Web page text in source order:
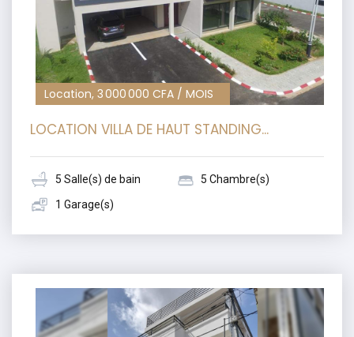
Location, 3 000 000 CFA / MOIS
LOCATION VILLA DE HAUT STANDING...
5 Salle(s) de bain
5 Chambre(s)
1 Garage(s)